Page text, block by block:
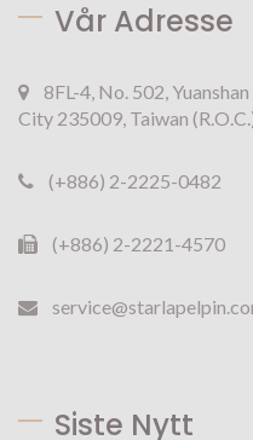
Vår Adresse
8FL-4, No. 502,
City 235009, Taiwan
(+886) 2-2225-0482
(+886) 2-2221-4570
Siste Nytt